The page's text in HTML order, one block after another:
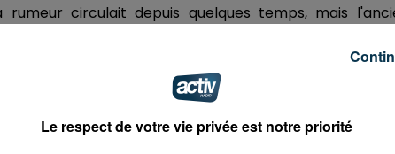
circulait depuis quelques temps, mais
quitter la Premiere League pour revenir en ligue 1.
à Nice sous la forme d'un prêt de six mois sans
Etienne vers Arsenal à l'été 2019 pour un montant
Le respect de votre vie privée est notre priorité